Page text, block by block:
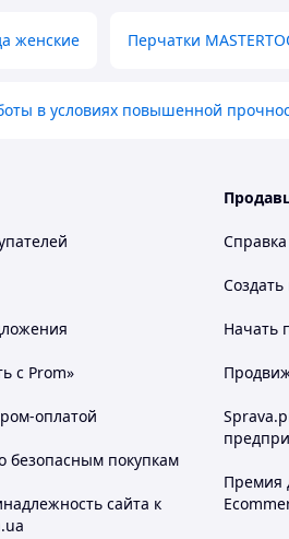
женские Перчатки
в условиях повышенной
с Prom»
оплатой
безопасным покупкам
сайта к
Начать
Премия